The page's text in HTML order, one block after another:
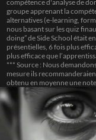
compétence d'analyse de
groupe apprenant la
alternatives (e-learning,
nous basant sur les quiz
doing” de Side School était
présentielles, 6 fois plus
plus efficace que
*** Source : Nous
mesure ils
obtenu en moyenne une